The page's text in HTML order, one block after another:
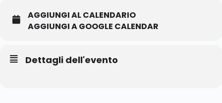
AGGIUNGI AL CALENDARIO
AGGIUNGI A GOOGLE CALENDAR
Dettagli dell'evento